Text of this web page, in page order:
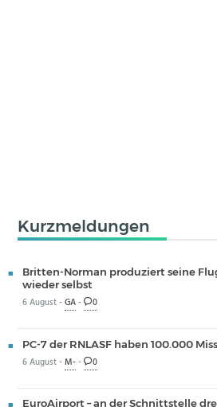
Kurzmeldungen
Britten-Norman produziert seine
wieder selbst
6 August -GA- 0
PC-7 der RNLASF haben 100.000
6 August -M-- 0
EuroAirport – an der Schnittstelle